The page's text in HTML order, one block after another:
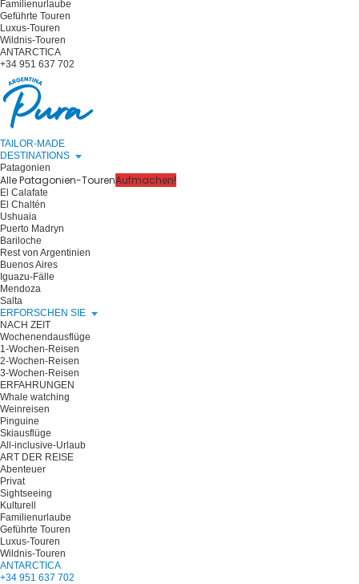
Familienurlaube
Geführte Touren
Luxus-Touren
Wildnis-Touren
ANTARCTICA
+34 951 637 702
TAILOR-MADE
DESTINATIONS
Patagonien
Alle Patagonien-TourenAufmachen!
El Calafate
El Chaltén
Ushuaia
Puerto Madryn
Bariloche
Rest von Argentinien
Buenos Aires
Iguazu-Fälle
Mendoza
Salta
ERFORSCHEN SIE
NACH ZEIT
Wochenendausflüge
1-Wochen-Reisen
2-Wochen-Reisen
3-Wochen-Reisen
ERFAHRUNGEN
Whale watching
Weinreisen
Pinguine
Skiausflüge
All-inclusive-Urlaub
ART DER REISE
Abenteuer
Privat
Sightseeing
Kulturell
Familienurlaube
Geführte Touren
Luxus-Touren
Wildnis-Touren
ANTARCTICA
+34 951 637 702